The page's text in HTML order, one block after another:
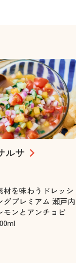
ルサ
材を味わうドレッシ
グプレミアム 瀬戸内
モンとアンチョビ